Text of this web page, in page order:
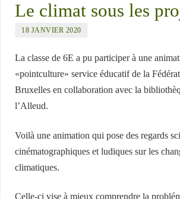
Le climat sous les
18 JANVIER 2020
La classe de 6E a pu participer à une
«pointculture» service éducatif de la
Bruxelles en collaboration avec la
l’Alleud.
Voilà une animation qui pose des regards
cinématographiques et ludiques sur les
climatiques.